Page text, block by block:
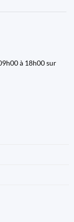
à 18h00 sur